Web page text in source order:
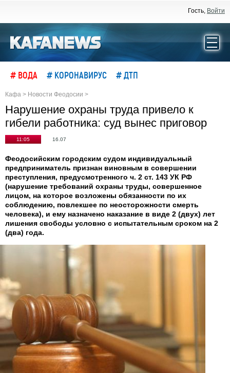
Гость, Войти
# ВОДА # КОРОНАВИРУС # ДТП
Кафа > Новости Феодосии >
Нарушение охраны труда привело к
гибели работника: суд вынес приговор
11:05 16.07
Феодосийским городским судом индивидуальный
предприниматель признан виновным в совершении
преступления, предусмотренного ч. 2 ст. 143 УК РФ
(нарушение требований охраны труды, совершенное
лицом, на которое возложены обязанности по их
соблюдению, повлекшее по неосторожности смерть
человека), и ему назначено наказание в виде 2 (двух) лет
лишения свободы условно с испытательным сроком на 2
(два) года.